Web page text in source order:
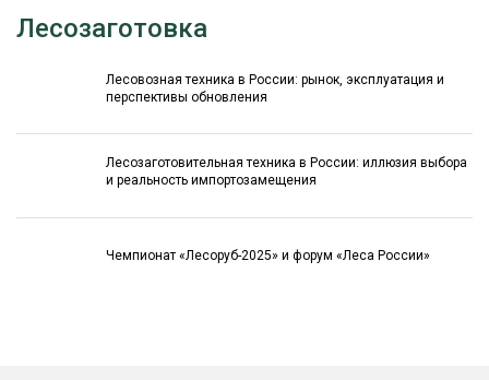
Лесозаготовка
Лесовозная техника в России: рынок, эксплуатация и
перспективы обновления
Лесозаготовительная техника в России: иллюзия выбора
и реальность импортозамещения
Чемпионат «Лесоруб-2025» и форум «Леса России»